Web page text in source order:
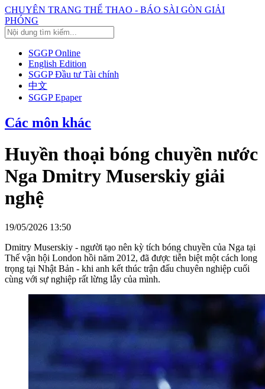
CHUYÊN TRANG THỂ THAO - BÁO SÀI GÒN GIẢI
PHÓNG
SGGP Online
English Edition
SGGP Đầu tư Tài chính
中文
SGGP Epaper
Các môn khác
Huyền thoại bóng chuyền nước
Nga Dmitry Muserskiy giải
nghệ
19/05/2026 13:50
Dmitry Muserskiy - người tạo nên kỳ tích bóng chuyền của Nga tại
Thế vận hội London hồi năm 2012, đã được tiễn biệt một cách long
trọng tại Nhật Bản - khi anh kết thúc trận đấu chuyên nghiệp cuối
cùng với sự nghiệp rất lừng lẫy của mình.